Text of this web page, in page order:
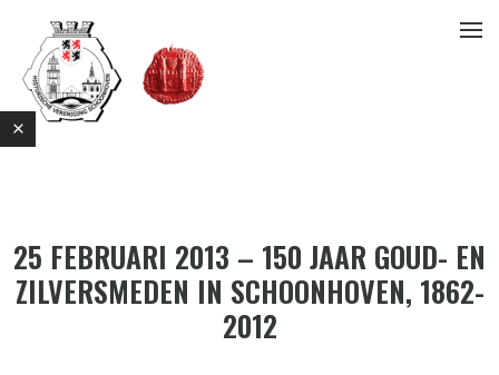
25 FEBRUARI 2013 – 150 JAAR GOUD- EN
ZILVERSMEDEN IN SCHOONHOVEN, 1862-
2012